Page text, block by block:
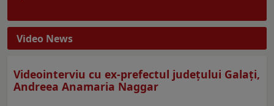
Video News
Videointerviu cu ex-prefectul judeţului Galaţi,
Andreea Anamaria Naggar